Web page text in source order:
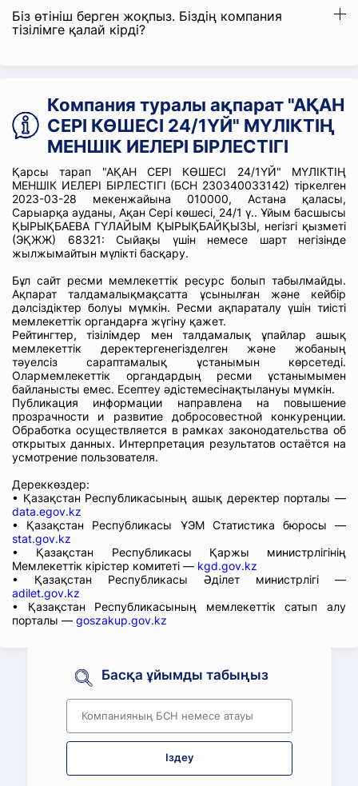
Біз өтініш берген жоқпыз. Біздің компания
тізілімге қалай кірді?
Компания туралы ақпарат "АҚАН
СЕРІ КӨШЕСІ 24/1ҮЙ" МҮЛІКТІҢ
МЕНШІК ИЕЛЕРІ БІРЛЕСТІГІ
Қарсы тарап "АҚАН СЕРІ КӨШЕСІ 24/1ҮЙ" МҮЛІКТІҢ
МЕНШІК ИЕЛЕРІ БІРЛЕСТІГІ (БСН 230340033142) тіркелген
2023-03-28 мекенжайына 010000, Астана қаласы,
Сарыарқа ауданы, Ақан Сері көшесі, 24/1 ү.. Ұйым басшысы
ҚЫРЫҚБАЕВА ГҮЛАЙЫМ ҚЫРЫҚБАЙҚЫЗЫ, негізгі қызметі
(ЭҚЖЖ) 68321: Сыйақы үшін немесе шарт негізінде
жылжымайтын мүлікті басқару.
Бұл сайт ресми мемлекеттік ресурс болып табылмайды.
Ақпарат талдамалықмақсатта ұсынылған және кейбір
дәлсіздіктер болуы мүмкін. Ресми ақпараталу үшін тиісті
мемлекеттік органдарға жүгіну қажет.
Рейтингтер, тізілімдер мен талдамалық ұпайлар ашық
мемлекеттік деректергенегізделген және жобаның
тәуелсіз сараптамалық ұстанымын көрсетеді.
Олармемлекеттік органдардың ресми ұстанымымен
байланысты емес. Есептеу әдістемесінақтылануы мүмкін.
Публикация информации направлена на повышение
прозрачности и развитие добросовестной конкуренции.
Обработка осуществляется в рамках законодательства об
открытых данных. Интерпретация результатов остаётся на
усмотрение пользователя.
Дереккөздер:
• Қазақстан Республикасының ашық деректер порталы —
data.egov.kz
• Қазақстан Республикасы ҰЭМ Статистика бюросы —
stat.gov.kz
• Қазақстан Республикасы Қаржы министрлігінің
Мемлекеттік кірістер комитеті — kgd.gov.kz
• Қазақстан Республикасы Әділет министрлігі —
adilet.gov.kz
• Қазақстан Республикасының мемлекеттік сатып алу
порталы — goszakup.gov.kz
Басқа ұйымды табыңыз
Іздеу